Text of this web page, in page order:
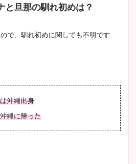
と旦那の馴れ初めは？
で、馴れ初めに関しても不明です
沖縄出身
縄に帰った